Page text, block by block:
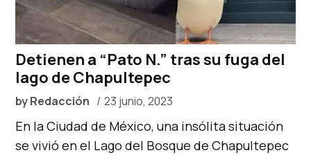
Detienen a “Pato N.” tras su fuga del
lago de Chapultepec
byRedacción 23 junio, 2023
En la Ciudad de México, una insólita situación
se vivió en el Lago del Bosque de Chapultepec